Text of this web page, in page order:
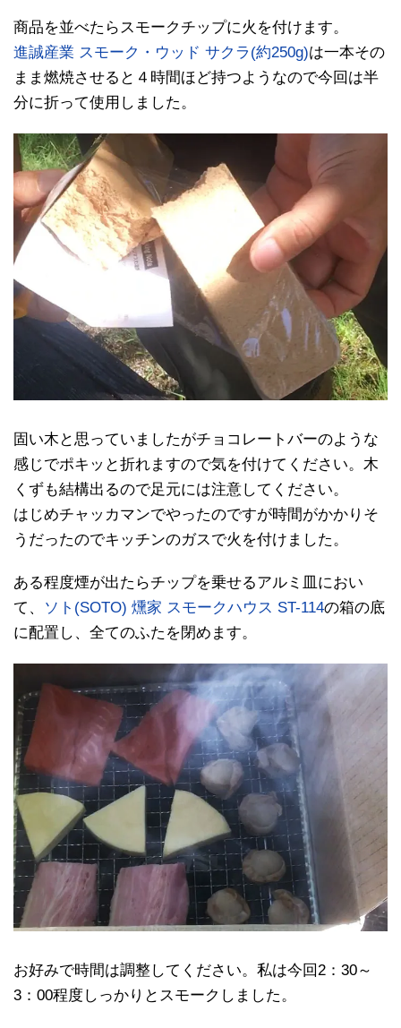
商品を並べたらスモークチップに火を付けます。
進誠産業 スモーク・ウッド サクラ(約250g)は一本その
まま燃焼させると４時間ほど持つようなので今回は半
分に折って使用しました。
固い木と思っていましたがチョコレートバーのような
感じでポキッと折れますので気を付けてください。木
くずも結構出るので足元には注意してください。
はじめチャッカマンでやったのですが時間がかかりそ
うだったのでキッチンのガスで火を付けました。
ある程度煙が出たらチップを乗せるアルミ皿におい
て、
ソト(SOTO) 燻家 スモークハウス ST-114の箱の底
に配置し、全てのふたを閉めます。
お好みで時間は調整してください。私は今回2：30～
3：00程度しっかりとスモークしました。